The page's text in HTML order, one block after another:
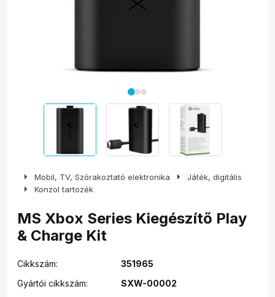
arrow_right Mobil, TV, Szórakoztató elektronika arrow_right Játék, digitális
arrow_right Konzol tartozék
MS Xbox Series Kiegészítő Play
& Charge Kit
Cikkszám:
351965
Gyártói cikkszám:
SXW-00002